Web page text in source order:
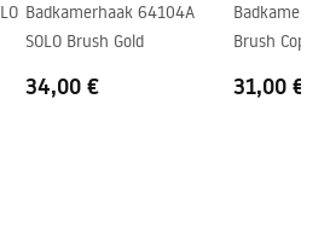
Badkamerhaak 64104A
SOLO Brush Gold
34,00 €
Brush Copper
31,00 €